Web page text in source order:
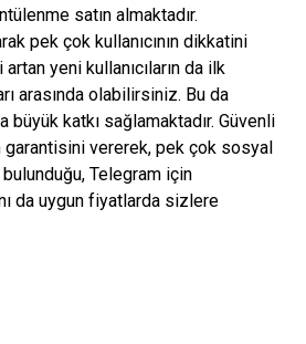
satın almaktadır.
pek çok kullanıcının dikkatini
yeni kullanıcıların da ilk
arasında olabilirsiniz. Bu da
büyük katkı sağlamaktadır. Güvenli
garantisini vererek, pek çok sosyal
bulunduğu, Telegram için
da uygun fiyatlarda sizlere